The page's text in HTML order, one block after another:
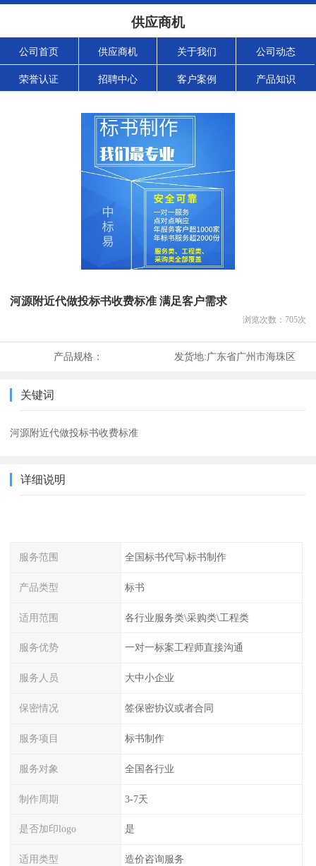
供应商机
公司首页 供应商机 关于我们 公司动态
荣誉认证 招聘中心 客户案例 产品知识
河源附近代做投标书收费标准 满足客户需求
浏览次数： 705次
产品规格： 发货地:广东省广州市海珠区
关键词
河源附近代做投标书收费标准
详细说明
服务范围 全国标书代写\标书制作
产品类型 标书
适用范围 各行业服务类\采购类\工程类
服务优势 一对一标案工程师直接沟通
服务人员 大中小企业
保密情况 签保密协议或者合同
服务项目 标书制作
服务对象 全国各行业
制作周期 3-7天
是否加印logo 是
适用类型 造价咨询服务